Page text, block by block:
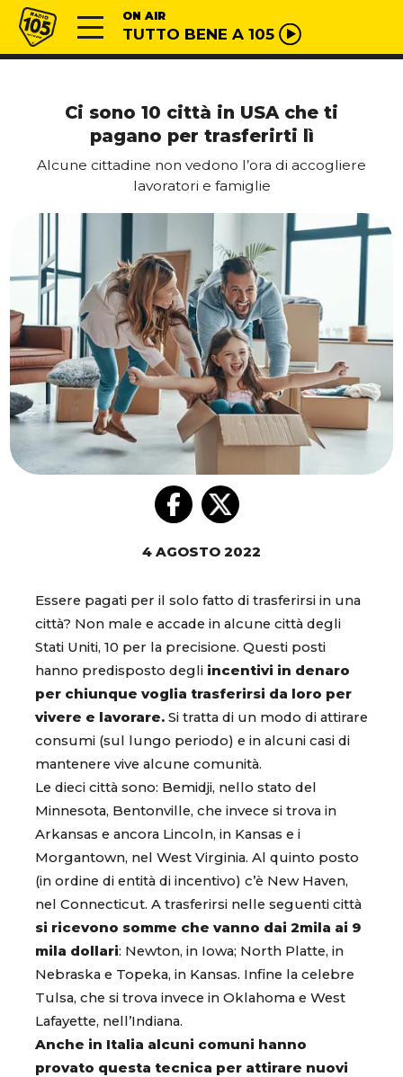
Vai al contenuto
Radio 105 ON AIR
TUTTO BENE A 105
Ci sono 10 città in USA che ti
pagano per trasferirti lì
Alcune cittadine non vedono l’ora di accogliere
lavoratori e famiglie
4 AGOSTO 2022
Essere pagati per il solo fatto di trasferirsi in una
città? Non male e accade in alcune città degli
Stati Uniti, 10 per la precisione. Questi posti
hanno predisposto degli incentivi in denaro
per chiunque voglia trasferirsi da loro per
vivere e lavorare. Si tratta di un modo di attirare
consumi (sul lungo periodo) e in alcuni casi di
mantenere vive alcune comunità.
Le dieci città sono: Bemidji, nello stato del
Minnesota, Bentonville, che invece si trova in
Arkansas e ancora Lincoln, in Kansas e i
Morgantown, nel West Virginia. Al quinto posto
(in ordine di entità di incentivo) c’è New Haven,
nel Connecticut. A trasferirsi nelle seguenti città
si ricevono somme che vanno dai 2mila ai 9
mila dollari: Newton, in Iowa; North Platte, in
Nebraska e Topeka, in Kansas. Infine la celebre
Tulsa, che si trova invece in Oklahoma e West
Lafayette, nell’Indiana.
Anche in Italia alcuni comuni hanno
provato questa tecnica per attirare nuovi